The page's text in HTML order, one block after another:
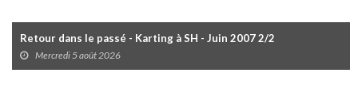
Retour dans le passé - Karting à SH - Juin 2007 2/2
Mercredi 5 août 2026